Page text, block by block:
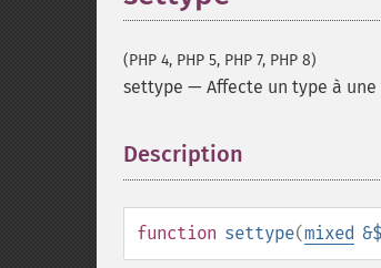
(PHP 4, PHP 5, PHP 7, PHP 8)
settype — Affecte un type à
Description
function settype(mixed